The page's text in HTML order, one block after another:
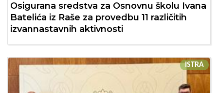
Osigurana sredstva za Osnovnu školu Ivana
Batelića iz Raše za provedbu 11 različitih
izvannastavnih aktivnosti
ISTRA